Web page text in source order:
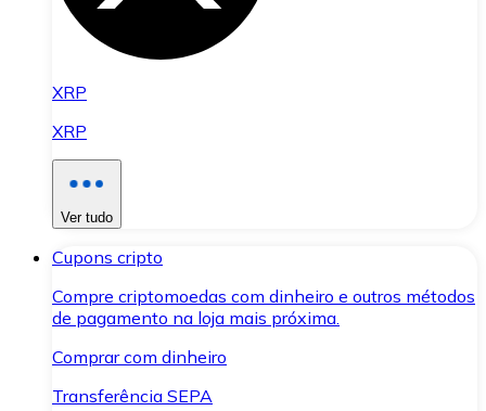
XRP
XRP
Ver tudo
Cupons cripto
Compre criptomoedas com dinheiro e outros métodos
de pagamento na loja mais próxima.
Comprar com dinheiro
Transferência SEPA